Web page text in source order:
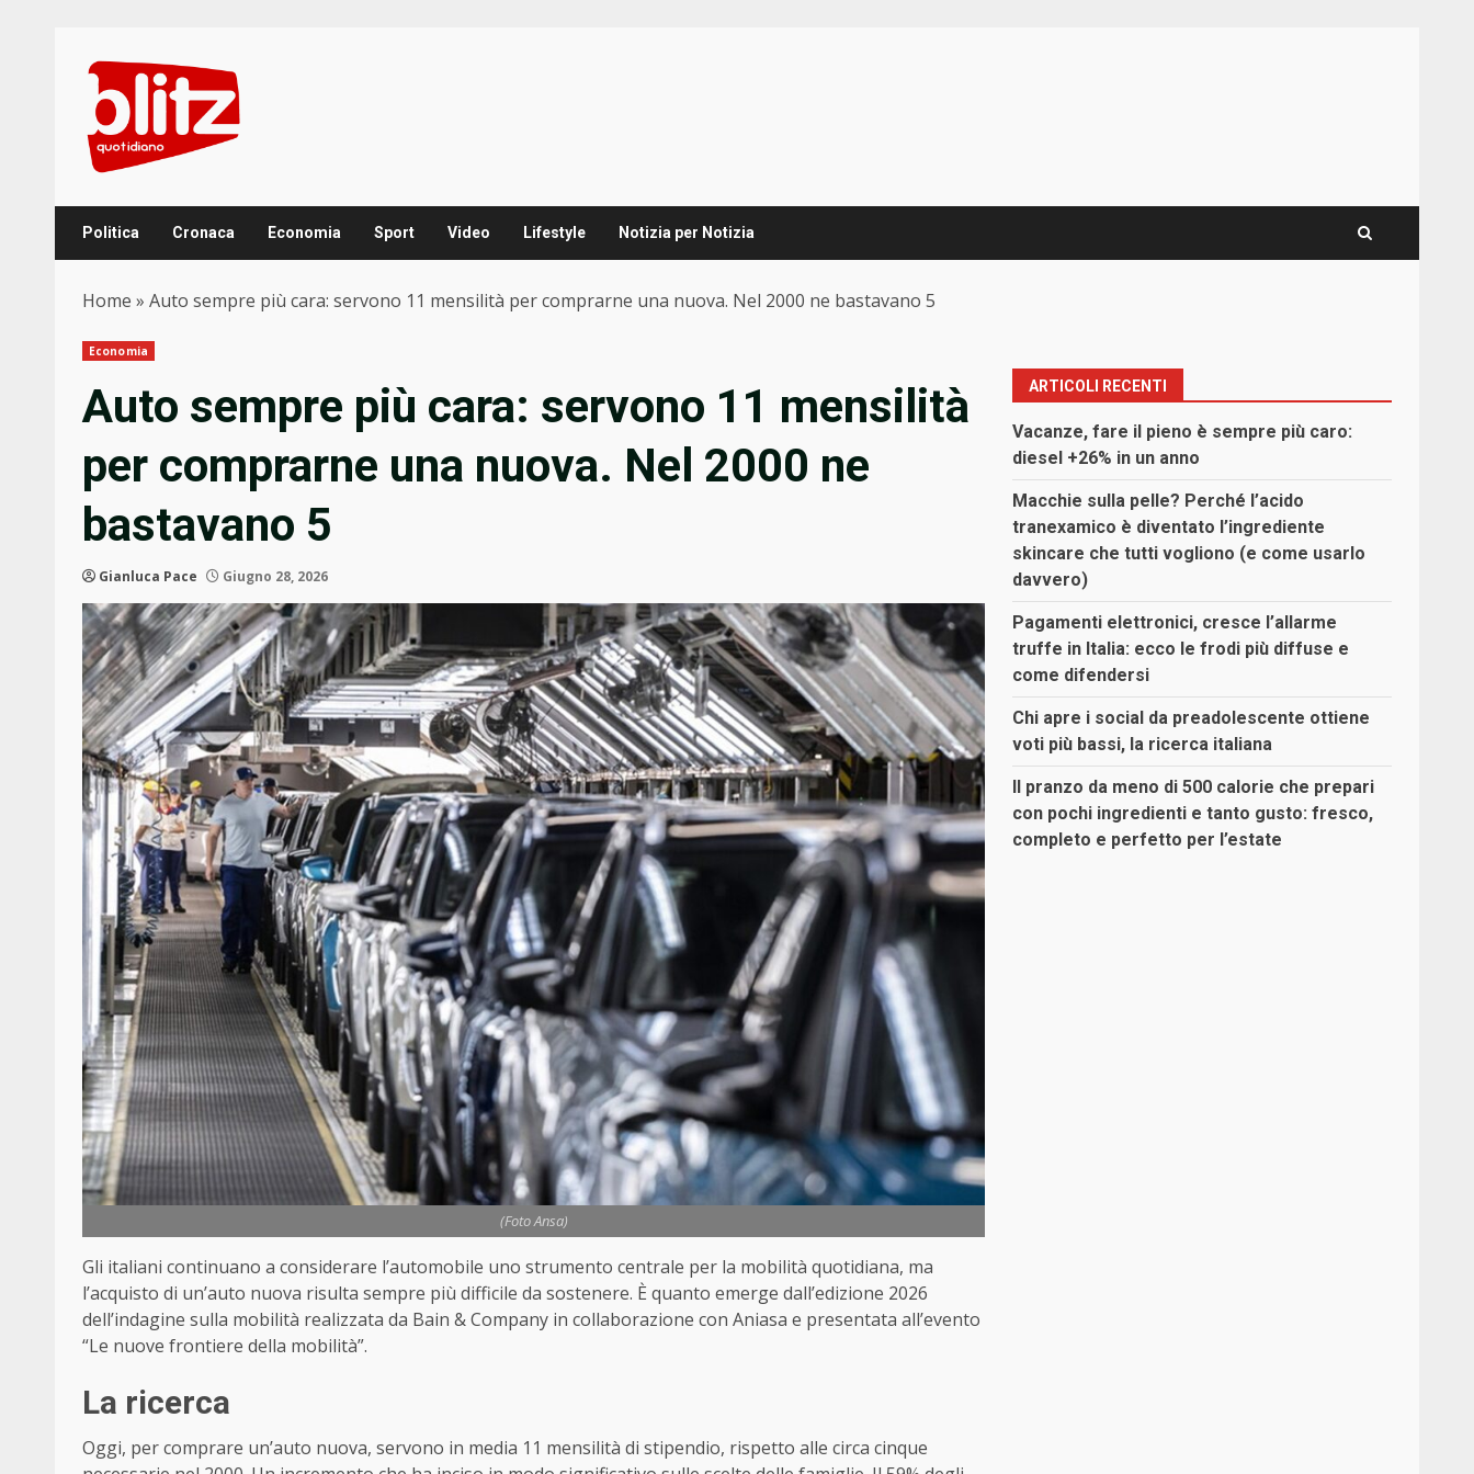
content
Politica Cronaca Economia Sport Video Lifestyle Notizia per Notizia
Home » Auto sempre più cara: servono 11 mensilità per comprarne una nuova. Nel 2000 ne bastavano 5
Economia
Auto sempre più cara: servono 11 mensilità
per comprarne una nuova. Nel 2000 ne
bastavano 5
Gianluca Pace Giugno 28, 2026
(Foto Ansa)
Gli italiani continuano a considerare l’automobile uno strumento centrale per la mobilità quotidiana, ma
l’acquisto di un’auto nuova risulta sempre più difficile da sostenere. È quanto emerge dall’edizione 2026
dell’indagine sulla mobilità realizzata da Bain & Company in collaborazione con Aniasa e presentata all’evento
“Le nuove frontiere della mobilità”.
La ricerca
Oggi, per comprare un’auto nuova, servono in media 11 mensilità di stipendio, rispetto alle circa cinque
ARTICOLI RECENTI
Vacanze, fare il pieno è sempre più caro:
diesel +26% in un anno
Macchie sulla pelle? Perché l’acido
tranexamico è diventato l’ingrediente
skincare che tutti vogliono (e come usarlo
davvero)
Pagamenti elettronici, cresce l’allarme
truffe in Italia: ecco le frodi più diffuse e
come difendersi
Chi apre i social da preadolescente ottiene
voti più bassi, la ricerca italiana
Il pranzo da meno di 500 calorie che prepari
con pochi ingredienti e tanto gusto: fresco,
completo e perfetto per l’estate